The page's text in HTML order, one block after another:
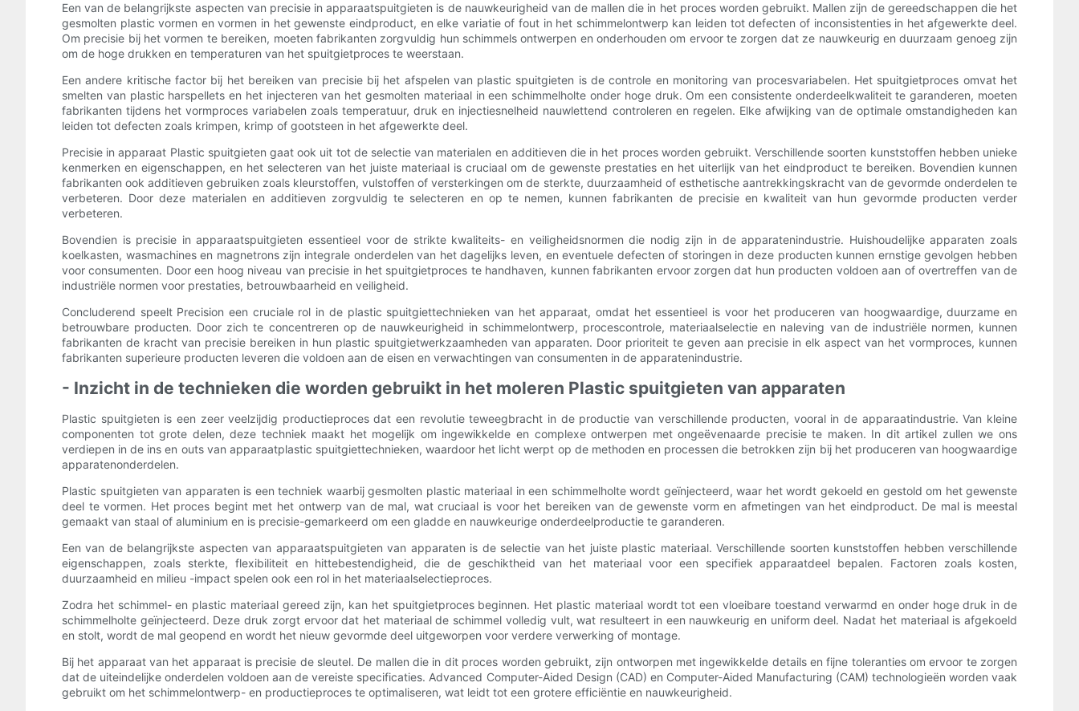
Een van de belangrijkste aspecten van precisie in apparaatspuitgieten is de nauwkeurigheid van de mallen die in het proces worden gebruikt. Mallen zijn de gereedschappen die het
gesmolten plastic vormen en vormen in het gewenste eindproduct, en elke variatie of fout in het schimmelontwerp kan leiden tot defecten of inconsistenties in het afgewerkte deel.
Om precisie bij het vormen te bereiken, moeten fabrikanten zorgvuldig hun schimmels ontwerpen en onderhouden om ervoor te zorgen dat ze nauwkeurig en duurzaam genoeg zijn
om de hoge drukken en temperaturen van het spuitgietproces te weerstaan.
Een andere kritische factor bij het bereiken van precisie bij het afspelen van plastic spuitgieten is de controle en monitoring van procesvariabelen. Het spuitgietproces omvat het
smelten van plastic harspellets en het injecteren van het gesmolten materiaal in een schimmelholte onder hoge druk. Om een ​​consistente onderdeelkwaliteit te garanderen, moeten
fabrikanten tijdens het vormproces variabelen zoals temperatuur, druk en injectiesnelheid nauwlettend controleren en regelen. Elke afwijking van de optimale omstandigheden kan
leiden tot defecten zoals krimpen, krimp of gootsteen in het afgewerkte deel.
Precisie in apparaat Plastic spuitgieten gaat ook uit tot de selectie van materialen en additieven die in het proces worden gebruikt. Verschillende soorten kunststoffen hebben unieke
kenmerken en eigenschappen, en het selecteren van het juiste materiaal is cruciaal om de gewenste prestaties en het uiterlijk van het eindproduct te bereiken. Bovendien kunnen
fabrikanten ook additieven gebruiken zoals kleurstoffen, vulstoffen of versterkingen om de sterkte, duurzaamheid of esthetische aantrekkingskracht van de gevormde onderdelen te
verbeteren. Door deze materialen en additieven zorgvuldig te selecteren en op te nemen, kunnen fabrikanten de precisie en kwaliteit van hun gevormde producten verder
verbeteren.
Bovendien is precisie in apparaatspuitgieten essentieel voor de strikte kwaliteits- en veiligheidsnormen die nodig zijn in de apparatenindustrie. Huishoudelijke apparaten zoals
koelkasten, wasmachines en magnetrons zijn integrale onderdelen van het dagelijks leven, en eventuele defecten of storingen in deze producten kunnen ernstige gevolgen hebben
voor consumenten. Door een hoog niveau van precisie in het spuitgietproces te handhaven, kunnen fabrikanten ervoor zorgen dat hun producten voldoen aan of overtreffen van de
industriële normen voor prestaties, betrouwbaarheid en veiligheid.
Concluderend speelt Precision een cruciale rol in de plastic spuitgiettechnieken van het apparaat, omdat het essentieel is voor het produceren van hoogwaardige, duurzame en
betrouwbare producten. Door zich te concentreren op de nauwkeurigheid in schimmelontwerp, procescontrole, materiaalselectie en naleving van de industriële normen, kunnen
fabrikanten de kracht van precisie bereiken in hun plastic spuitgietwerkzaamheden van apparaten. Door prioriteit te geven aan precisie in elk aspect van het vormproces, kunnen
fabrikanten superieure producten leveren die voldoen aan de eisen en verwachtingen van consumenten in de apparatenindustrie.
- Inzicht in de technieken die worden gebruikt in het moleren Plastic spuitgieten van apparaten
Plastic spuitgieten is een zeer veelzijdig productieproces dat een revolutie teweegbracht in de productie van verschillende producten, vooral in de apparaatindustrie. Van kleine
componenten tot grote delen, deze techniek maakt het mogelijk om ingewikkelde en complexe ontwerpen met ongeëvenaarde precisie te maken. In dit artikel zullen we ons
verdiepen in de ins en outs van apparaatplastic spuitgiettechnieken, waardoor het licht werpt op de methoden en processen die betrokken zijn bij het produceren van hoogwaardige
apparatenonderdelen.
Plastic spuitgieten van apparaten is een techniek waarbij gesmolten plastic materiaal in een schimmelholte wordt geïnjecteerd, waar het wordt gekoeld en gestold om het gewenste
deel te vormen. Het proces begint met het ontwerp van de mal, wat cruciaal is voor het bereiken van de gewenste vorm en afmetingen van het eindproduct. De mal is meestal
gemaakt van staal of aluminium en is precisie-gemarkeerd om een ​​gladde en nauwkeurige onderdeelproductie te garanderen.
Een van de belangrijkste aspecten van apparaatspuitgieten van apparaten is de selectie van het juiste plastic materiaal. Verschillende soorten kunststoffen hebben verschillende
eigenschappen, zoals sterkte, flexibiliteit en hittebestendigheid, die de geschiktheid van het materiaal voor een specifiek apparaatdeel bepalen. Factoren zoals kosten,
duurzaamheid en milieu -impact spelen ook een rol in het materiaalselectieproces.
Zodra het schimmel- en plastic materiaal gereed zijn, kan het spuitgietproces beginnen. Het plastic materiaal wordt tot een vloeibare toestand verwarmd en onder hoge druk in de
schimmelholte geïnjecteerd. Deze druk zorgt ervoor dat het materiaal de schimmel volledig vult, wat resulteert in een nauwkeurig en uniform deel. Nadat het materiaal is afgekoeld
en stolt, wordt de mal geopend en wordt het nieuw gevormde deel uitgeworpen voor verdere verwerking of montage.
Bij het apparaat van het apparaat is precisie de sleutel. De mallen die in dit proces worden gebruikt, zijn ontworpen met ingewikkelde details en fijne toleranties om ervoor te zorgen
dat de uiteindelijke onderdelen voldoen aan de vereiste specificaties. Advanced Computer-Aided Design (CAD) en Computer-Aided Manufacturing (CAM) technologieën worden vaak
gebruikt om het schimmelontwerp- en productieproces te optimaliseren, wat leidt tot een grotere efficiëntie en nauwkeurigheid.